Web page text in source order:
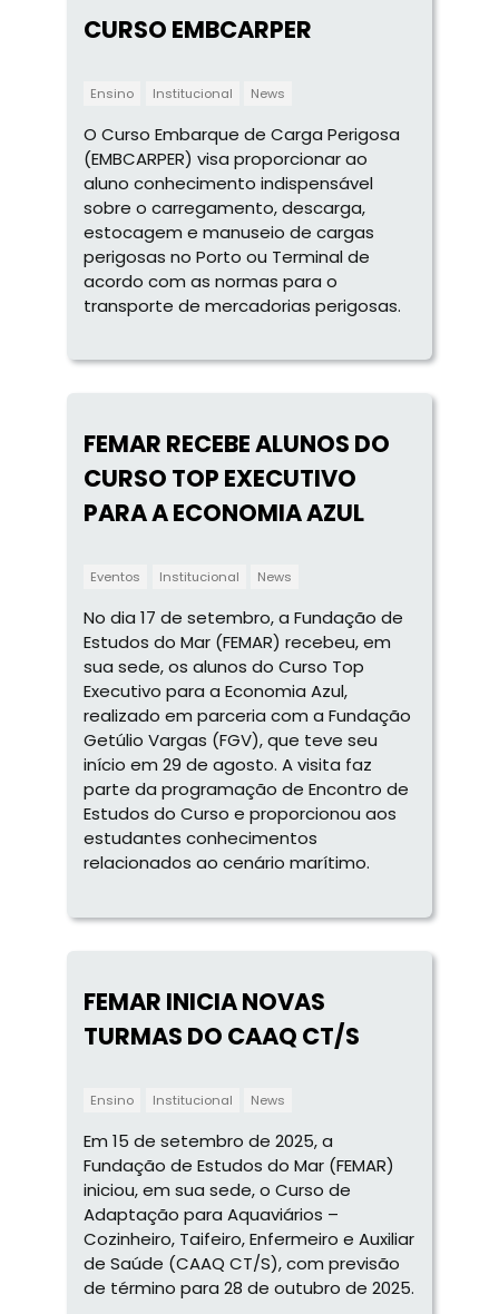
CURSO EMBCARPER
Ensino Institucional News
O Curso Embarque de Carga Perigosa
(EMBCARPER) visa proporcionar ao
aluno conhecimento indispensável
sobre o carregamento, descarga,
estocagem e manuseio de cargas
perigosas no Porto ou Terminal de
acordo com as normas para o
transporte de mercadorias perigosas.
FEMAR RECEBE ALUNOS DO
CURSO TOP EXECUTIVO
PARA A ECONOMIA AZUL
Eventos Institucional News
No dia 17 de setembro, a Fundação de
Estudos do Mar (FEMAR) recebeu, em
sua sede, os alunos do Curso Top
Executivo para a Economia Azul,
realizado em parceria com a Fundação
Getúlio Vargas (FGV), que teve seu
início em 29 de agosto. A visita faz
parte da programação de Encontro de
Estudos do Curso e proporcionou aos
estudantes conhecimentos
relacionados ao cenário marítimo.
FEMAR INICIA NOVAS
TURMAS DO CAAQ CT/S
Ensino Institucional News
Em 15 de setembro de 2025, a
Fundação de Estudos do Mar (FEMAR)
iniciou, em sua sede, o Curso de
Adaptação para Aquaviários –
Cozinheiro, Taifeiro, Enfermeiro e Auxiliar
de Saúde (CAAQ CT/S), com previsão
de término para 28 de outubro de 2025.